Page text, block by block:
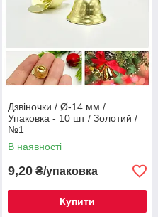
Дзвіночки / Ø-14 мм /
Упаковка - 10 шт / Золотий /
№1
В наявності
9,20 ₴/упаковка
Купити